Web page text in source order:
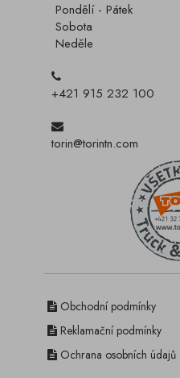
Pondělí - Pátek
Sobota
Neděle
+421 915 232 100
torin@torintn.com
Obchodní podmínky
Reklamační podmínky
Ochrana osobních údajů